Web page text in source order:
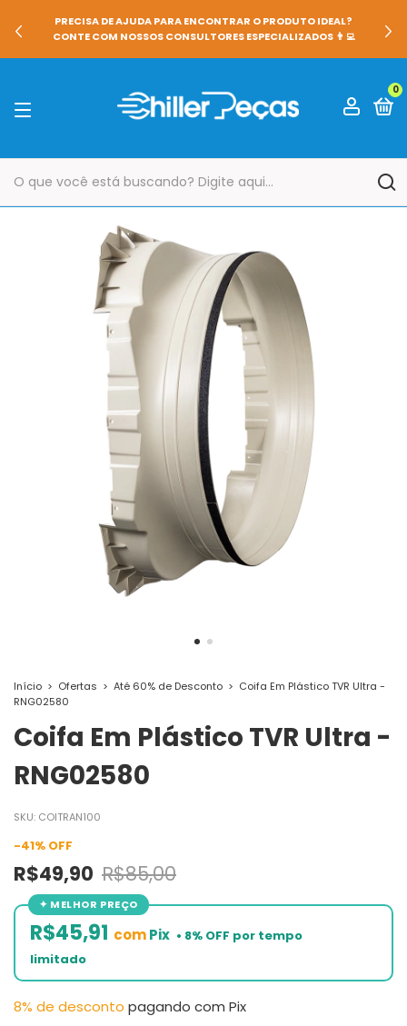
PRECISA DE AJUDA PARA ENCONTRAR O PRODUTO IDEAL?
CONTE COM NOSSOS CONSULTORES ESPECIALIZADOS 👨‍💻
0
Início > Ofertas > Até 60% de Desconto > Coifa Em Plástico TVR Ultra -
RNG02580
Coifa Em Plástico TVR Ultra -
RNG02580
SKU: COITRAN100
-41% OFF
R$49,90 R$85,00
R$45,91 comPix
8% de desconto pagando com Pix